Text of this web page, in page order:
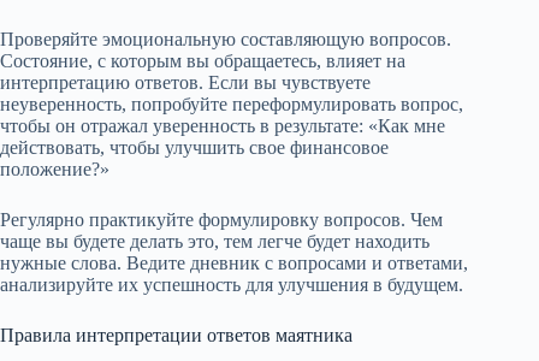
Проверяйте эмоциональную составляющую вопросов.
Состояние, с которым вы обращаетесь, влияет на
интерпретацию ответов. Если вы чувствуете
неуверенность, попробуйте переформулировать вопрос,
чтобы он отражал уверенность в результате: «Как мне
действовать, чтобы улучшить свое финансовое
положение?»
Регулярно практикуйте формулировку вопросов. Чем
чаще вы будете делать это, тем легче будет находить
нужные слова. Ведите дневник с вопросами и ответами,
анализируйте их успешность для улучшения в будущем.
Правила интерпретации ответов маятника